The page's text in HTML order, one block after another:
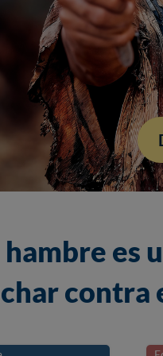
hambre es
contra